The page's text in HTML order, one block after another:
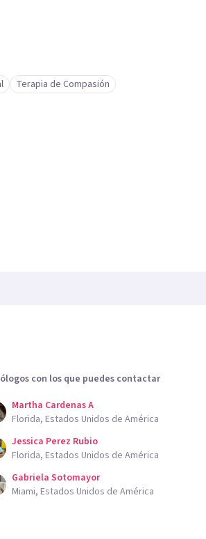
Terapia de Compasión
con los que puedes contactar
Martha Cardenas A
Florida, Estados Unidos de América
Jessica Perez Rubio
Florida, Estados Unidos de América
Gabriela Sotomayor
Miami, Estados Unidos de América